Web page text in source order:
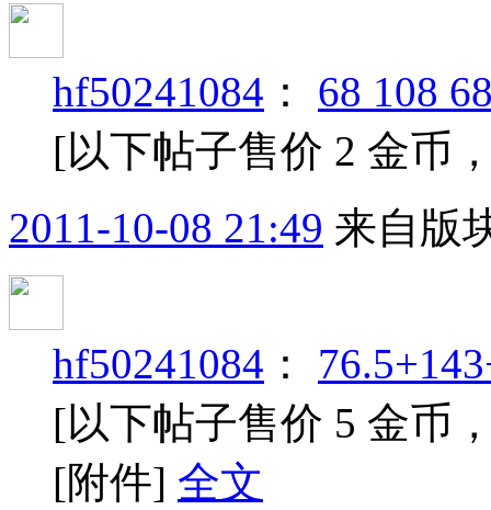
hf50241084 ： 68 108
[以下帖子售价 2 金币
2011-10-08 21:49 来自版
hf50241084 ：
[以下帖子售价 5 金币
[附件] 全文